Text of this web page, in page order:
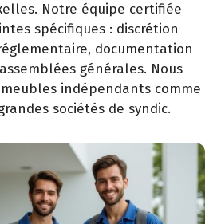
Notre équipe certifiée
spécifiques : discrétion
documentation
générales. Nous
indépendants comme
sociétés de syndic.